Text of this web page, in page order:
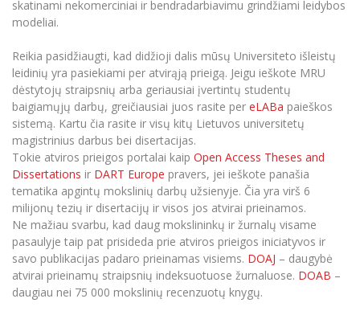
Mokslo naujienos
Kasmetiniai mokslo renginiai
Tarptautiškumas
Studentams
Studentams
Darbuotojams
Partnerystės
Azijos centras
Vilniaus Karaliaus Sedžiongo institutas
Frankofoniškų šalių studijų centras
Darbuotojams
Partnerystės
Azijos centras
Vilniaus Karaliaus Sedžiongo institutas
Frankofoniškų šalių studijų centras
Darnus vystymasis
Privatumo politika
Negalia ir individualieji poreikiai
Viešai skelbiama informacija
Parama Ukrainai
Civilinė sauga
Korupcijos prevencija
Papildomosios studijos
Doktorantūros studijos
Profesinės bakalauro studijos
Personalo valdymo centras
Privačių interesų deklaravimas
Informacija naujiems darbuotojams
Studijų Moodle (studijų vykdymui)
Darbuotojų Moodle (kompetencijų tobulinimui)
Studijų tvarkaraštis
Informacinė sistema "Studijos"
Darbuotojų elektroninis paštas
Daugiafaktorinė autentifikacija universiteto
darbuotojams (MFA)
Mokslininkų profiliai "CRIS"
skatinami nekomerciniai ir bendradarbiavimu grindžiami leidybos
modeliai.
Reikia pasidžiaugti, kad didžioji dalis mūsų Universiteto išleistų
leidinių yra pasiekiami per atvirąją prieigą. Jeigu ieškote MRU
dėstytojų straipsnių arba geriausiai įvertintų studentų
baigiamųjų darbų, greičiausiai juos rasite per eLABa paieškos
sistemą. Kartu čia rasite ir visų kitų Lietuvos universitetų
magistrinius darbus bei disertacijas.
Tokie atviros prieigos portalai kaip Open Access Theses and
Dissertations ir DART Europe pravers, jei ieškote panašia
tematika apgintų mokslinių darbų užsienyje. Čia yra virš 6
milijonų tezių ir disertacijų ir visos jos atvirai prieinamos.
Ne mažiau svarbu, kad daug mokslininkų ir žurnalų visame
pasaulyje taip pat prisideda prie atviros prieigos iniciatyvos ir
savo publikacijas padaro prieinamas visiems. DOAJ – daugybė
atvirai prieinamų straipsnių indeksuotuose žurnaluose. DOAB –
daugiau nei 75 000 mokslinių recenzuotų knygų.